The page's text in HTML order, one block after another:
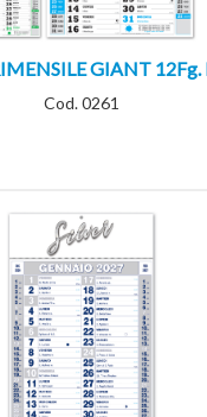
GIANT 12Fg.
Cod. 0261